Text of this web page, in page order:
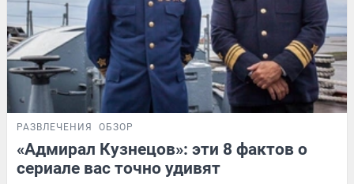
РАЗВЛЕЧЕНИЯ ОБЗОР
«Адмирал Кузнецов»: эти 8 фактов о
сериале вас точно удивят